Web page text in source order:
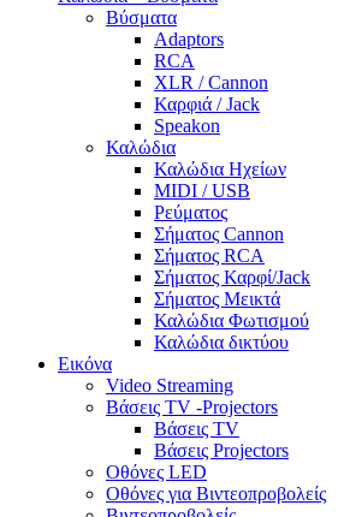
Βύσματα
Adaptors
RCA
XLR / Cannon
Καρφιά / Jack
Speakon
Καλώδια
Καλώδια Ηχείων
MIDI / USB
Ρεύματος
Σήματος Cannon
Σήματος RCA
Σήματος Καρφί/Jack
Σήματος Μεικτά
Καλώδια Φωτισμού
Καλώδια δικτύου
Εικόνα
Video Streaming
Βάσεις TV -Projectors
Βάσεις TV
Βάσεις Projectors
Οθόνες LED
Οθόνες για Βιντεοπροβολείς